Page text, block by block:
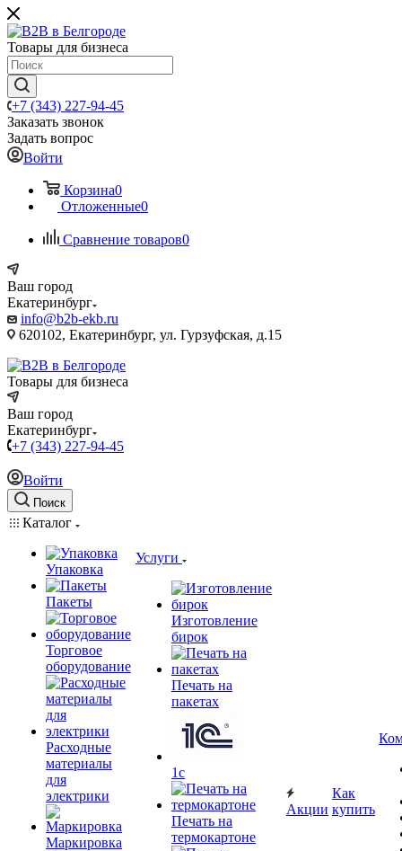
Товары для бизнеса
+7 (343) 227-94-45
Заказать звонок
Задать вопрос
Войти
Корзина0
Отложенные0
Сравнение товаров0
Ваш город
Екатеринбург
info@b2b-ekb.ru
620102, Екатеринбург, ул. Гурзуфская, д.15
Товары для бизнеса
Ваш город
Екатеринбург
+7 (343) 227-94-45
Войти
Поиск
Каталог
Упаковка
Пакеты
Торговое
оборудование
Расходные
материалы
для
электрики
Маркировка
Услуги
Изготовление
бирок
Печать на
пакетах
1c
Печать на
термокартоне
Акции
Как
купить